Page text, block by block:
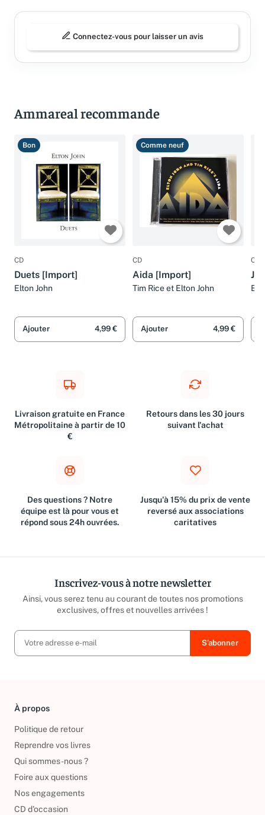
Connectez-vous pour laisser un avis
Ammareal recommande
Bon
CD
Duets [Import]
Elton John
Ajouter 4,99 €
Comme neuf
CD
Aida [Import]
Tim Rice et Elton John
Ajouter 4,99 €
CD
Livraison gratuite en France
Métropolitaine à partir de 10
€
Retours dans les 30 jours
suivant l'achat
Des questions ? Notre
équipe est là pour vous et
répond sous 24h ouvrées.
Jusqu'à 15% du prix de vente
reversé aux associations
caritatives
Inscrivez-vous à notre newsletter
Ainsi, vous serez tenu au courant de toutes nos promotions
exclusives, offres et nouvelles arrivées !
À propos
Politique de retour
Reprendre vos livres
Qui sommes-nous ?
Foire aux questions
Nos engagements
CD d'occasion